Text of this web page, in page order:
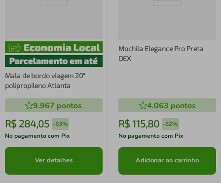
Mala de bordo viagem 20"
polipropileno Atlanta
9.967 pontos
R$ 284,05 -53%
No pagamento com Pix
Ver detalhes
Mochila Elegance Pro Preta
OEX
4.063 pontos
R$ 115,80 -52%
No pagamento com Pix
Adicionar ao carrinho